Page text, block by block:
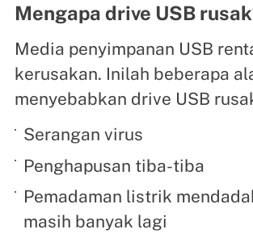
Mengapa drive USB
Media penyimpanan USB
kerusakan. Inilah beberapa
menyebabkan drive USB
Serangan virus
Penghapusan tiba-tiba
Pemadaman listrik
masih banyak lagi